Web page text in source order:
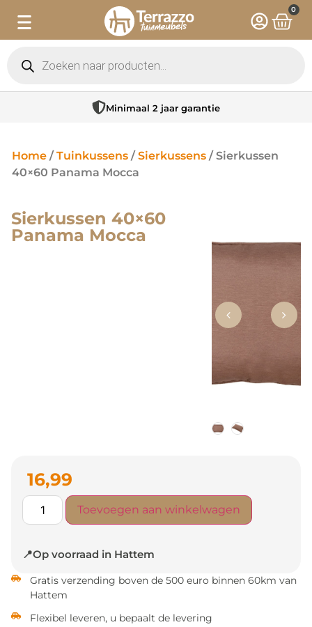
0
Minimaal 2 jaar garantie
Home / Tuinkussens / Sierkussens / Sierkussen
40×60 Panama Mocca
Sierkussen 40×60
Panama Mocca
16,99
Toevoegen aan winkelwagen
📍Op voorraad in Hattem
Gratis verzending boven de 500 euro binnen 60km van
Hattem
Flexibel leveren, u bepaalt de levering